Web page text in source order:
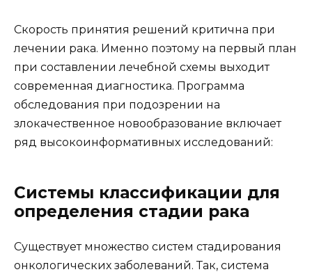
Скорость принятия решений критична при
лечении рака. Именно поэтому на первый план
при составлении лечебной схемы выходит
современная диагностика. Программа
обследования при подозрении на
злокачественное новообразование включает
ряд высокоинформативных исследований:
Системы классификации для
определения стадии рака
Существует множество систем стадирования
онкологических заболеваний. Так, система